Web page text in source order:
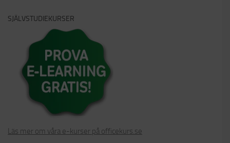
SJÄLVSTUDIEKURSER
Läs mer om våra e-kurser på officekurs.se